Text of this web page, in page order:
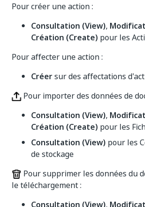
Pour créer une action :
Consultation (View),
Création (Create) pour les
Pour affecter une action :
Créersur des affectations
Pour importer des données de
Consultation (View),
Création (Create) pour les
Consultation (View) pour les
de stockage
Pour supprimer les données du
le téléchargement :
Consultation (View),